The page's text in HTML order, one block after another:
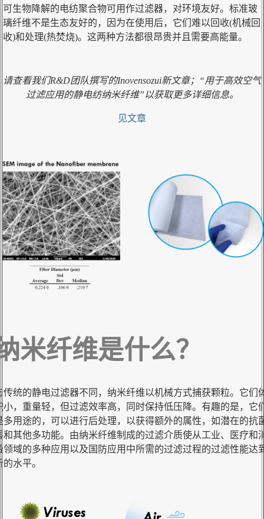
可生物降解的电纺聚合物可用作过滤器，对环境友好。标准玻
璃纤维不是生态友好的，因为在使用后，它们难以回收(机械回
收)和处理(热焚烧)。这两种方法都很昂贵并且需要高能量。
请查看我们R&D团队撰写的Inovensozui新文章；“用于高效空气
过滤应用的静电纺纳米纤维”以获取更多详细信息。
见文章
米纤维是什么？
传统的静电过滤器不同，纳米纤维以机械方式捕获颗粒。它们
小，重量轻，但过滤效率高，同时保持低压降。有趣的是，它
多用途的，可以进行后处理，以获得额外的属性，如潜在的抗
和其他多功能。由纳米纤维制成的过滤介质使从工业、医疗和
领域的多种应用以及国防应用中所需的过滤过程的过滤性能达
的水平。